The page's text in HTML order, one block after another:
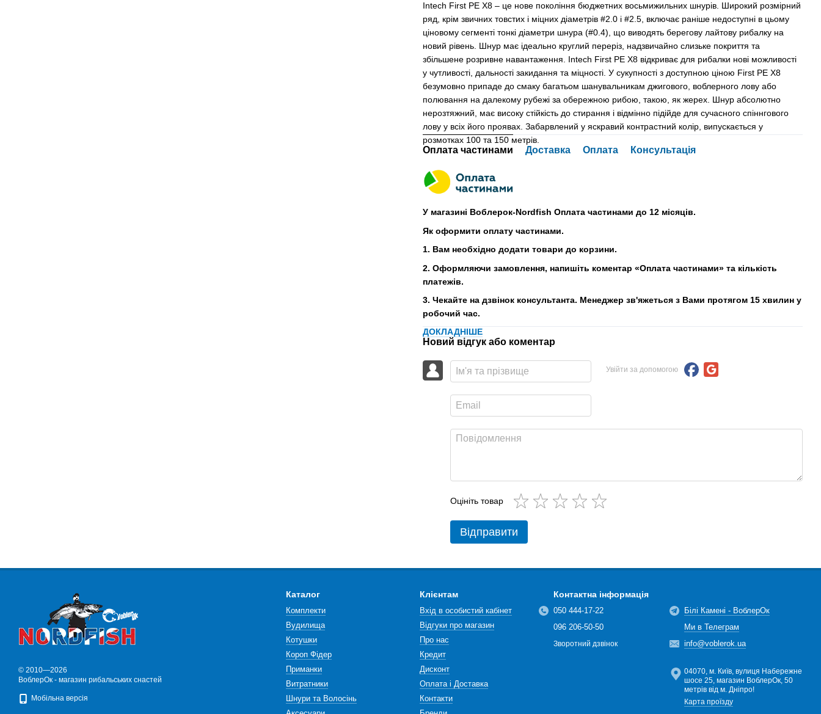
Intech First PE X8 – це нове покоління бюджетних восьмижильних шнурів. Широкий розмірний
ряд, крім звичних товстих і міцних діаметрів #2.0 і #2.5, включає раніше недоступні в цьому
ціновому сегменті тонкі діаметри шнура (#0.4), що виводять берегову лайтову рибалку на
новий рівень. Шнур має ідеально круглий переріз, надзвичайно слизьке покриття та
збільшене розривне навантаження. Intech First PE X8 відкриває для рибалки нові можливості
у чутливості, дальності закидання та міцності. У сукупності з доступною ціною First PE X8
безумовно припаде до смаку багатьом шанувальникам джигового, воблерного лову або
полювання на далекому рубежі за обережною рибою, такою, як жерех. Шнур абсолютно
нерозтяжний, має високу стійкість до стирання і відмінно підійде для сучасного спіннгового
лову у всіх його проявах. Забарвлений у яскравий контрастний колір, випускається у
розмотках 100 та 150 метрів.
Оплата частинами Доставка Оплата Консультація
У магазині Воблерок-Nordfish Оплата частинами до 12 місяців.
Як оформити оплату частинами.
1. Вам необхідно додати товари до корзини.
2. Оформляючи замовлення, напишіть коментар «Оплата частинами» та кількість
платежів.
3. Чекайте на дзвінок консультанта. Менеджер зв'яжеться з Вами протягом 15 хвилин у
робочий час.
ДОКЛАДНІШЕ
Новий відгук або коментар
Увійти за допомогою
Оцініть товар
Відправити
© 2010—2026
ВоблерОк - магазин рибальських снастей
Мобільна версія
Каталог
Комплекти
Вудилища
Котушки
Короп Фідер
Приманки
Витратники
Шнури та Волосінь
Клієнтам
Вхід в особистий кабінет
Відгуки про магазин
Про нас
Кредит
Дисконт
Оплата і Доставка
Контакти
Контактна інформація
050 444-17-22
096 206-50-50
Зворотний дзвінок
Білі Камені - ВоблерОк
Ми в Телеграм
info@voblerok.ua
04070, м. Київ, вулиця Набережне
шосе 25, магазин ВоблерОк, 50
метрів від м. Дніпро!
Карта проїзду